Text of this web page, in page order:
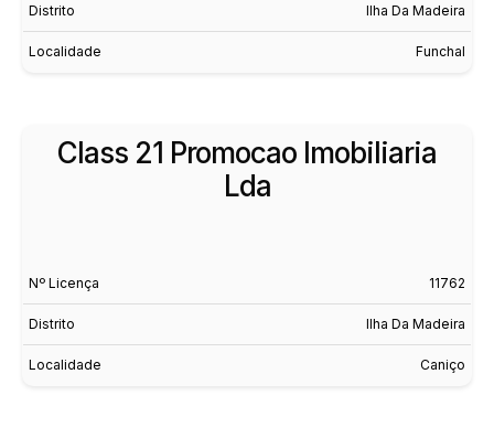
Distrito Ilha Da Madeira
Localidade Funchal
Class 21 Promocao Imobiliaria
Lda
Nº Licença 11762
Distrito Ilha Da Madeira
Localidade Caniço